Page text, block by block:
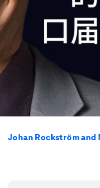
Johan Rockström and